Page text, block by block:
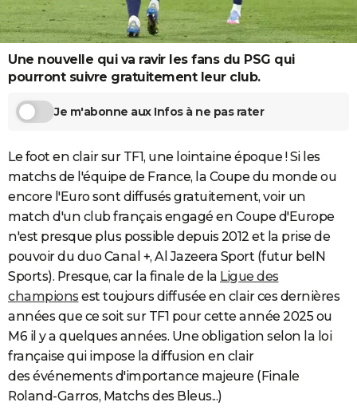
Destinations
City break
Voyage nature
Voyage de noces
Forum
Climat
+
PHOTO
GUIDES D'ACHAT
BONS PLANS
CARTE DE VOEUX
DICTIONNAIRE
Dictionnaire
Biographies
Citations
Expressions
Proverbes
PROGRAMME TV
COPAINS D'AVANT
S'inscrire
Se connecter
Lycées
Collèges
Primaires
Universités
Entreprises
Service militaire
Avis de recherche
AVIS DE DÉCÈS
FORUM
Bricolage
Lifestyle
Culture
Sport
Auto
Television
Voyage
Cinema
Une nouvelle qui va ravir les fans du PSG qui
pourront suivre gratuitement leur club.
Je m'abonne aux Infos à ne pas rater
Le foot en clair sur TF1, une lointaine époque ! Si les
matchs de l'équipe de France, la Coupe du monde ou
encore l'Euro sont diffusés gratuitement, voir un
match d'un club français engagé en Coupe d'Europe
n'est presque plus possible depuis 2012 et la prise de
pouvoir du duo Canal +, Al Jazeera Sport (futur beIN
Sports). Presque, car la finale de la Ligue des
champions est toujours diffusée en clair ces dernières
années que ce soit sur TF1 pour cette année 2025 ou
M6 il y a quelques années. Une obligation selon la loi
française qui impose la diffusion en clair
des événements d'importance majeure (Finale
Roland-Garros, Matchs des Bleus...)